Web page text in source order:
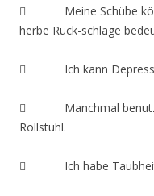
 Meine Schübe
herbe Rück-schläge
 Ich kann
 Manchmal benutze
Rollstuhl.
 Ich habe